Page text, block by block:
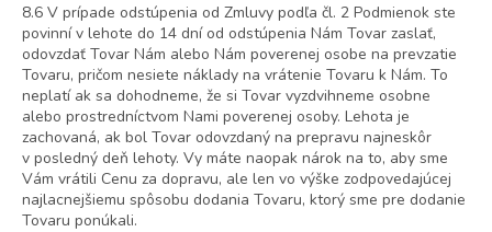
8.6 V prípade odstúpenia od Zmluvy podľa čl. 2 Podmienok ste
povinní v lehote do 14 dní od odstúpenia Nám Tovar zaslať,
odovzdať Tovar Nám alebo Nám poverenej osobe na prevzatie
Tovaru, pričom nesiete náklady na vrátenie Tovaru k Nám. To
neplatí ak sa dohodneme, že si Tovar vyzdvihneme osobne
alebo prostredníctvom Nami poverenej osoby. Lehota je
zachovaná, ak bol Tovar odovzdaný na prepravu najneskôr
v posledný deň lehoty. Vy máte naopak nárok na to, aby sme
Vám vrátili Cenu za dopravu, ale len vo výške zodpovedajúcej
najlacnejšiemu spôsobu dodania Tovaru, ktorý sme pre dodanie
Tovaru ponúkali.